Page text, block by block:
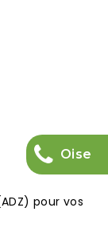
Oise
pour vos